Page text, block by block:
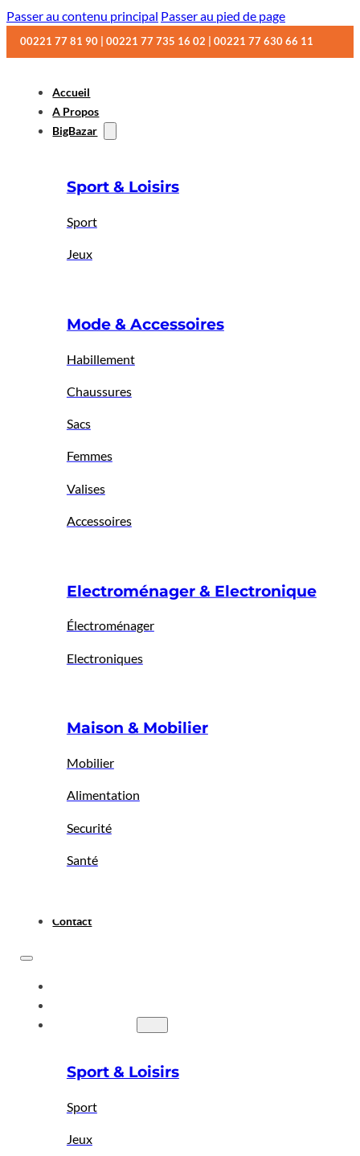
Passer au contenu principal Passer au pied de page
00221 77 81 90 | 00221 77 735 16 02 | 00221 77 630 66 11
Accueil
A Propos
BigBazar
Sport & Loisirs
Sport
Jeux
Mode & Accessoires
Habillement
Chaussures
Sacs
Femmes
Valises
Accessoires
Electroménager & Electronique
Électroménager
Electroniques
Maison & Mobilier
Mobilier
Alimentation
Securité
Santé
Contact
Sport & Loisirs
Sport
Jeux